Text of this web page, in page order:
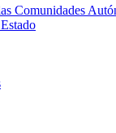
Comunidades